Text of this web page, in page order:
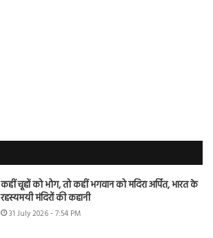
कहीं चूहों को भोग, तो कहीं भगवान को मदिरा अर्पित, भारत के
रहस्यमयी मंदिरों की कहानी
31 July 2026 - 7:54 PM